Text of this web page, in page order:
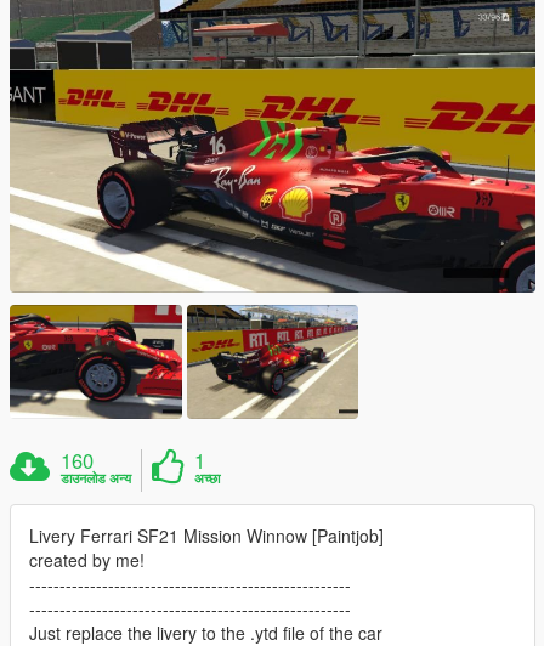
160
डाउनलोड अन्य
1
अच्छा
Livery Ferrari SF21 Mission Winnow [Paintjob]
created by me!
-----------------------------------------------------
-----------------------------------------------------
Just replace the livery to the .ytd file of the car